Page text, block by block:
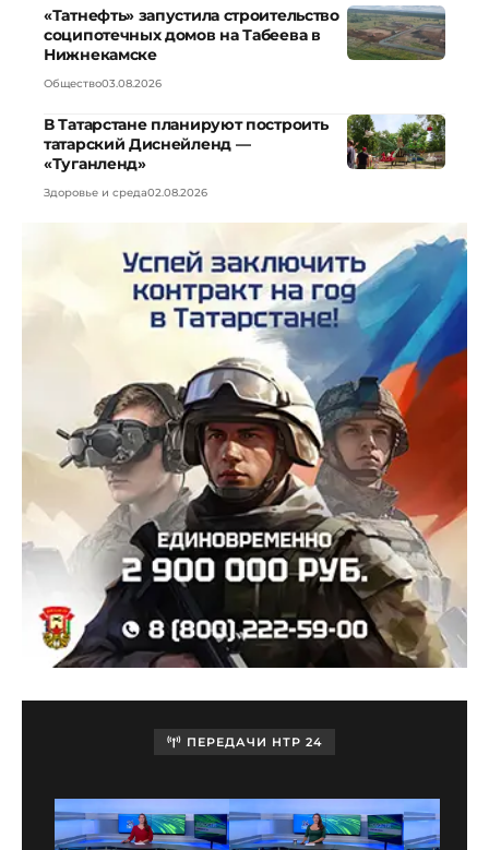
«Татнефть» запустила строительство
соципотечных домов на Табеева в
Нижнекамске
Общество03.08.2026
В Татарстане планируют построить
татарский Диснейленд —
«Туганленд»
Здоровье и среда02.08.2026
ПЕРЕДАЧИ НТР 24